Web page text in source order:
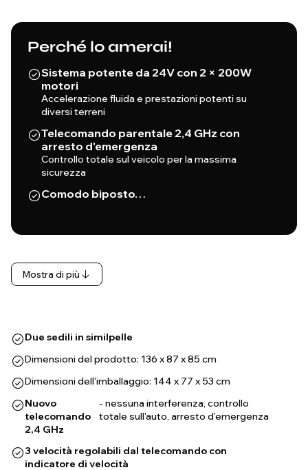
Perché lo amerai!
Sistema potente da 24V con 2 × 200W
motori
Accelerazione fluida e prestazioni potenti su
diversi terreni
Telecomando parentale 2,4 GHz con
arresto d'emergenza
Controllo totale sul veicolo per la massima
sicurezza
Comodo biposto…
Mostra di più
Due sedili in similpelle
Dimensioni del prodotto: 136 x 87 x 85 cm
Dimensioni dell'imballaggio: 144 x 77 x 53 cm
Nuovo
telecomando
2,4 GHz
- nessuna interferenza, controllo
totale sull'auto, arresto d'emergenza
3 velocità regolabili dal telecomando con
indicatore di velocità